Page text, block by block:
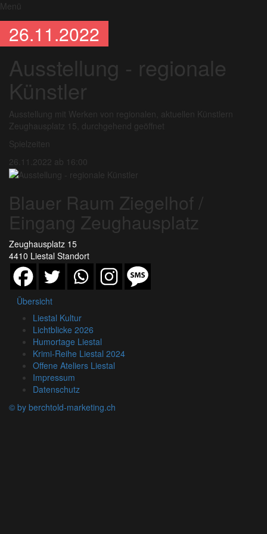
Menü
26.11.2022
Ausstellung - regionale
Künstler
Ausstellung mit Werken von regionalen, aktuellen Künstlern
Zeughausplatz 15, durchgehend geöffnet
Spielzeiten
26.11.2022 ab 16:00
Blauer Raum Ziegelhof /
Eingang Zeughausplatz
Zeughausplatz 15
4410 Liestal Standort
Übersicht
Liestal Kultur
Lichtblicke 2026
Humortage Liestal
Krimi-Reihe Liestal 2024
Offene Ateliers Liestal
Impressum
Datenschutz
© by berchtold-marketing.ch